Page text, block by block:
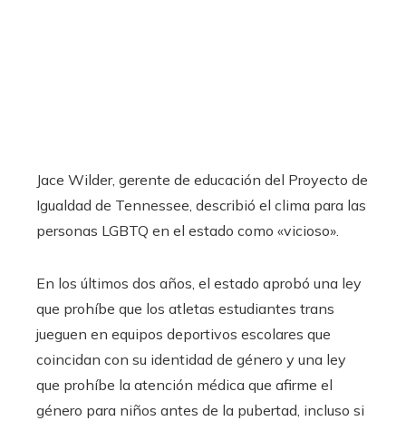
Jace Wilder, gerente de educación del Proyecto de
Igualdad de Tennessee, describió el clima para las
personas LGBTQ en el estado como «vicioso».
En los últimos dos años, el estado aprobó una ley
que prohíbe que los atletas estudiantes trans
jueguen en equipos deportivos escolares que
coincidan con su identidad de género y una ley
que prohíbe la atención médica que afirme el
género para niños antes de la pubertad, incluso si